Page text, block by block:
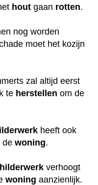
hout gaan rotten.
nog worden
moet het kozijn
zal altijd eerst
te herstellen om de
heeft ook
de woning.
verhoogt
woning aanzienlijk.